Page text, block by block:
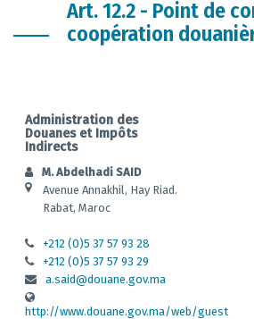
Art. 12.2 - Point de
coopération
Administration des
Douanes et Impôts
Indirects
M. Abdelhadi SAID
Avenue Annakhil, Hay Riad.
Rabat, Maroc
+212 (0)5 37 57 93 28
+212 (0)5 37 57 93 29
a.said@douane.gov.ma
http://www.douane.gov.ma/web/guest